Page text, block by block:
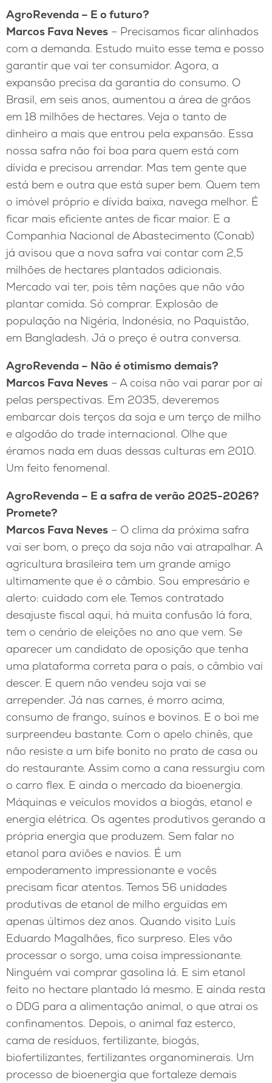
AgroRevenda – E o futuro?
Marcos Fava Neves – Precisamos ficar alinhados
com a demanda. Estudo muito esse tema e posso
garantir que vai ter consumidor. Agora, a
expansão precisa da garantia do consumo. O
Brasil, em seis anos, aumentou a área de grãos
em 18 milhões de hectares. Veja o tanto de
dinheiro a mais que entrou pela expansão. Essa
nossa safra não foi boa para quem está com
dívida e precisou arrendar. Mas tem gente que
está bem e outra que está super bem. Quem tem
o imóvel próprio e dívida baixa, navega melhor. É
ficar mais eficiente antes de ficar maior. E a
Companhia Nacional de Abastecimento (Conab)
já avisou que a nova safra vai contar com 2,5
milhões de hectares plantados adicionais.
Mercado vai ter, pois têm nações que não vão
plantar comida. Só comprar. Explosão de
população na Nigéria, Indonésia, no Paquistão,
em Bangladesh. Já o preço é outra conversa.
AgroRevenda – Não é otimismo demais?
Marcos Fava Neves – A coisa não vai parar por aí
pelas perspectivas. Em 2035, deveremos
embarcar dois terços da soja e um terço de milho
e algodão do trade internacional. Olhe que
éramos nada em duas dessas culturas em 2010.
Um feito fenomenal.
AgroRevenda – E a safra de verão 2025-2026?
Promete?
Marcos Fava Neves – O clima da próxima safra
vai ser bom, o preço da soja não vai atrapalhar. A
agricultura brasileira tem um grande amigo
ultimamente que é o câmbio. Sou empresário e
alerto: cuidado com ele. Temos contratado
desajuste fiscal aqui, há muita confusão lá fora,
tem o cenário de eleições no ano que vem. Se
aparecer um candidato de oposição que tenha
uma plataforma correta para o país, o câmbio vai
descer. E quem não vendeu soja vai se
arrepender. Já nas carnes, é morro acima,
consumo de frango, suínos e bovinos. E o boi me
surpreendeu bastante. Com o apelo chinês, que
não resiste a um bife bonito no prato de casa ou
do restaurante. Assim como a cana ressurgiu com
o carro flex. E ainda o mercado da bioenergia.
Máquinas e veículos movidos a biogás, etanol e
energia elétrica. Os agentes produtivos gerando a
própria energia que produzem. Sem falar no
etanol para aviões e navios. É um
empoderamento impressionante e vocês
precisam ficar atentos. Temos 56 unidades
produtivas de etanol de milho erguidas em
apenas últimos dez anos. Quando visito Luís
Eduardo Magalhães, fico surpreso. Eles vão
processar o sorgo, uma coisa impressionante.
Ninguém vai comprar gasolina lá. E sim etanol
feito no hectare plantado lá mesmo. E ainda resta
o DDG para a alimentação animal, o que atrai os
confinamentos. Depois, o animal faz esterco,
cama de resíduos, fertilizante, biogás,
biofertilizantes, fertilizantes organominerais. Um
processo de bioenergia que fortaleze demais